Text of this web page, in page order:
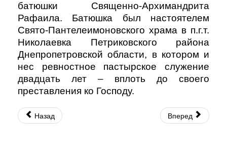
батюшки Священно-Архимандрита
Рафаила. Батюшка был настоятелем
Свято-Пантелеимоновского храма в п.г.т.
Николаевка Петриковского района
Днепропетровской области, в котором и
нес ревностное пастырское служение
двадцать лет – вплоть до своего
преставления ко Господу.
Назад Вперед